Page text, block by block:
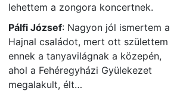
lehettem a zongora koncertnek.
Pálfi József: Nagyon jól ismertem a
Hajnal családot, mert ott születtem
ennek a tanyavilágnak a közepén,
ahol a Fehéregyházi Gyülekezet
megalakult, élt…